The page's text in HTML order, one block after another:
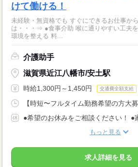
けて働ける！
未経験・無資格でも すぐにできるお仕事からスター
は・・・⇒ ●食事介助 喉に通りやすい工夫をするなど 食事しやすい
環境を整える 料...
介護助手
滋賀県近江八幡市/安土駅
時給1,300円～1,450円 交通費全額支給
【時短〜フルタイム勤務希望の方大募
●希望のお休みをご相談ください！ ●
もっと見る
求人詳細を見る